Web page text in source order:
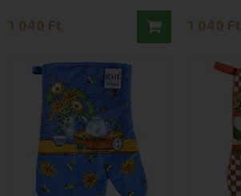
1 040 Ft 1 040 Ft